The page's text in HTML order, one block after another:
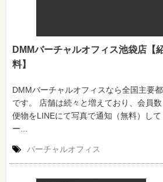
DMMバーチャルオフィス池袋店【
料】
DMMバーチャルオフィスなら全国主要
です。 店舗は続々と増えており、会員
便物をLINEにて写真で通知（無料）し
ー...
バーチャルオフィス